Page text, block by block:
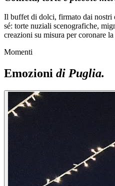
Il buffet di dolci, firmato dai nostri
sé: torte nuziali scenografiche,
creazioni su misura per coronare
Momenti
Emozioni di Puglia.